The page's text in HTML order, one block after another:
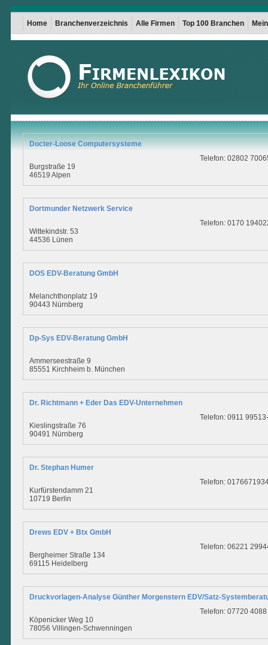
Home Branchenverzeichnis Alle Firmen Top 100 Branchen
Docter-Loose Computersysteme
Burgstraße 19
46519 Alpen
Telefon: 02802
Dortmunder Netzwerk Service
Wittekindstr. 53
44536 Lünen
Telefon: 0170
DOS EDV-Beratung GmbH
Melanchthonplatz 19
90443 Nürnberg
Dp-Sys EDV-Beratung GmbH
Ammerseestraße 9
85551 Kirchheim b. München
Dr. Richtmann + Eder Das EDV-Unternehmen
Kieslingstraße 76
90491 Nürnberg
Telefon: 0911
Dr. Stephan Humer
Kurfürstendamm 21
10719 Berlin
Telefon:
Drews EDV + Btx GmbH
Bergheimer Straße 134
69115 Heidelberg
Telefon: 06221
Druckvorlagen-Analyse Günther Morgenstern EDV/Satz-
Köpenicker Weg 10
78056 Villingen-Schwenningen
Telefon: 07720 4088